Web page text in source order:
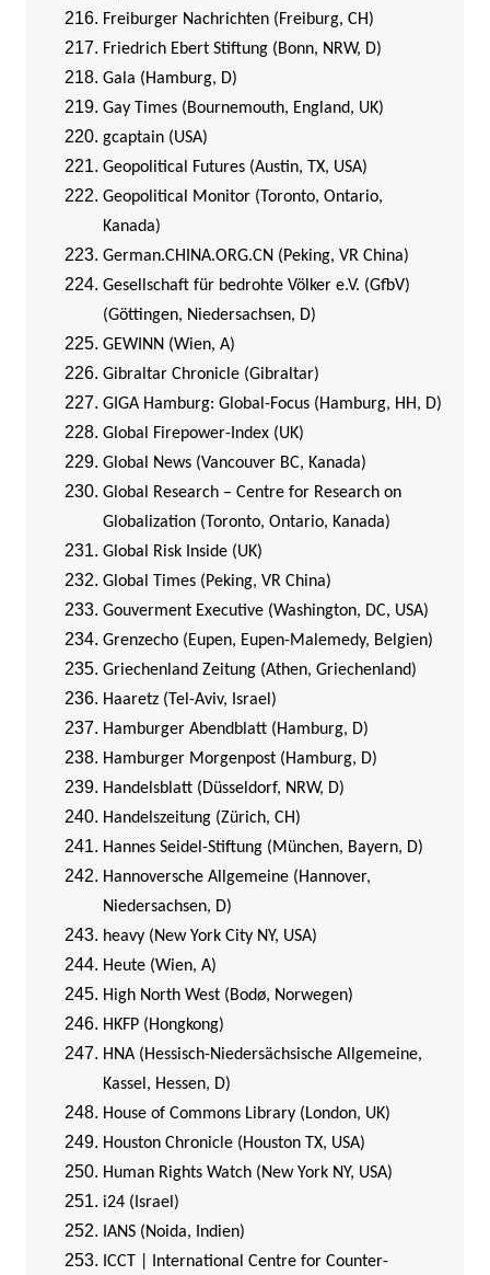
Freiburger Nachrichten (Freiburg, CH)
Friedrich Ebert Stiftung (Bonn, NRW, D)
Gala (Hamburg, D)
Gay Times (Bournemouth, England, UK)
gcaptain (USA)
Geopolitical Futures (Austin, TX, USA)
Geopolitical Monitor (Toronto, Ontario,
Kanada)
German.CHINA.ORG.CN (Peking, VR China)
Gesellschaft für bedrohte Völker e.V. (GfbV)
(Göttingen, Niedersachsen, D)
GEWINN (Wien, A)
Gibraltar Chronicle (Gibraltar)
GIGA Hamburg: Global-Focus (Hamburg, HH, D)
Global Firepower-Index (UK)
Global News (Vancouver BC, Kanada)
Global Research – Centre for Research on
Globalization (Toronto, Ontario, Kanada)
Global Risk Inside (UK)
Global Times (Peking, VR China)
Gouverment Executive (Washington, DC, USA)
Grenzecho (Eupen, Eupen-Malemedy, Belgien)
Griechenland Zeitung (Athen, Griechenland)
Haaretz (Tel-Aviv, Israel)
Hamburger Abendblatt (Hamburg, D)
Hamburger Morgenpost (Hamburg, D)
Handelsblatt (Düsseldorf, NRW, D)
Handelszeitung (Zürich, CH)
Hannes Seidel-Stiftung (München, Bayern, D)
Hannoversche Allgemeine (Hannover,
Niedersachsen, D)
heavy (New York City NY, USA)
Heute (Wien, A)
High North West (Bodø, Norwegen)
HKFP (Hongkong)
HNA (Hessisch-Niedersächsische Allgemeine,
Kassel, Hessen, D)
House of Commons Library (London, UK)
Houston Chronicle (Houston TX, USA)
Human Rights Watch (New York NY, USA)
i24 (Israel)
IANS (Noida, Indien)
ICCT | International Centre for Counter-